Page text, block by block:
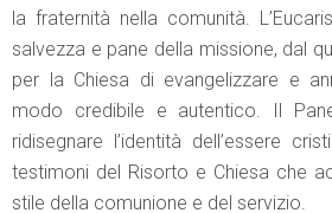
la fraternità nella comunità.
salvezza e pane della missione, dal
per la Chiesa di evangelizzare e
modo credibile e autentico. Il
ridisegnare l’identità dell’essere
testimoni del Risorto e Chiesa che
stile della comunione e del servizio.